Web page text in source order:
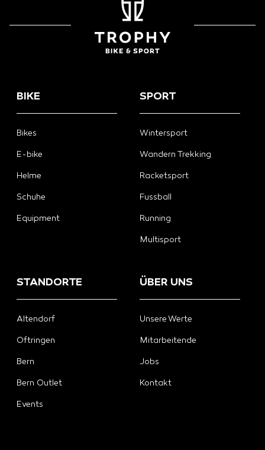
BIKE
Bikes
E-bike
Helme
Schuhe
Equipment
SPORT
Wintersport
Wandern Trekking
Racketsport
Fussball
Running
Multisport
STANDORTE
Altendorf
Oftringen
Bern
Bern Outlet
Events
ÜBER UNS
Unsere Werte
Mitarbeitende
Jobs
Kontakt